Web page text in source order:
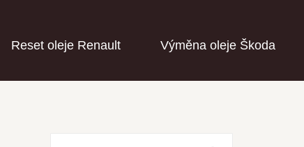
Reset oleje Renault Výměna oleje Škoda